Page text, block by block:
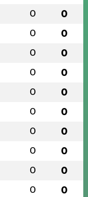
0 0
0 0
0 0
0 0
0 0
0 0
0 0
0 0
0 0
0 0